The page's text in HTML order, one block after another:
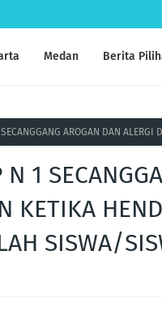
Medan Berita
AROGAN DAN
1
KETIKA
SISWA/